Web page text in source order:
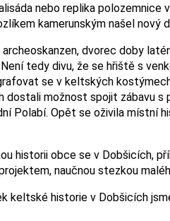
nebo replika
kamerunským našel nový
archeoskanzen, dvorec doby
tedy divu, že se hřiště s
se v keltských
dostali možnost spojit zábavu
Polabí. Opět se oživila místní
historii obce se v Dobšicích,
naučnou stezkou
keltské historie v Dobšicích